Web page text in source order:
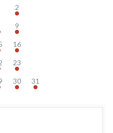
2
9
16
23
30 31